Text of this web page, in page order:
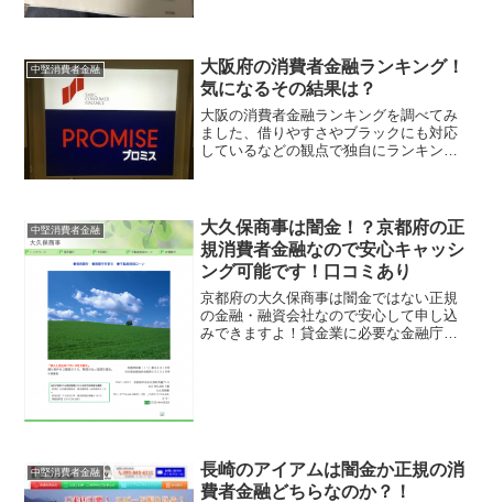
中堅消費者金融
大阪府の消費者金融ランキング！
気になるその結果は？
大阪の消費者金融ランキングを調べてみ
ました、借りやすさやブラックにも対応
しているなどの観点で独自にランキング
中堅消費者金融
大久保商事は闇金！？京都府の正
規消費者金融なので安心キャッシ
ング可能です！口コミあり
京都府の大久保商事は闇金ではない正規
の金融・融資会社なので安心して申し込
みできますよ！貸金業に必要な金融庁へ
中堅消費者金融
長崎のアイアムは闇金か正規の消
費者金融どちらなのか？！